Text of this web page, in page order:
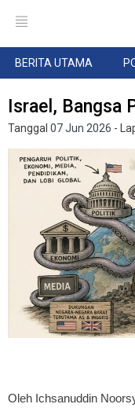
BERITA UTAMA
Israel, Bangsa
Tanggal 07 Jun 2026 -
Oleh Ichsanuddin